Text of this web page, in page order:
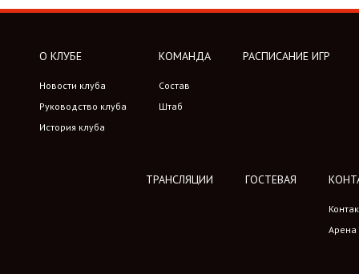
О КЛУБЕ
Новости клуба
Руководство клуба
История клуба
КОМАНДА
Состав
Штаб
РАСПИСАНИЕ ИГР
ТРАНСЛЯЦИИ ГОСТЕВАЯ
Арена